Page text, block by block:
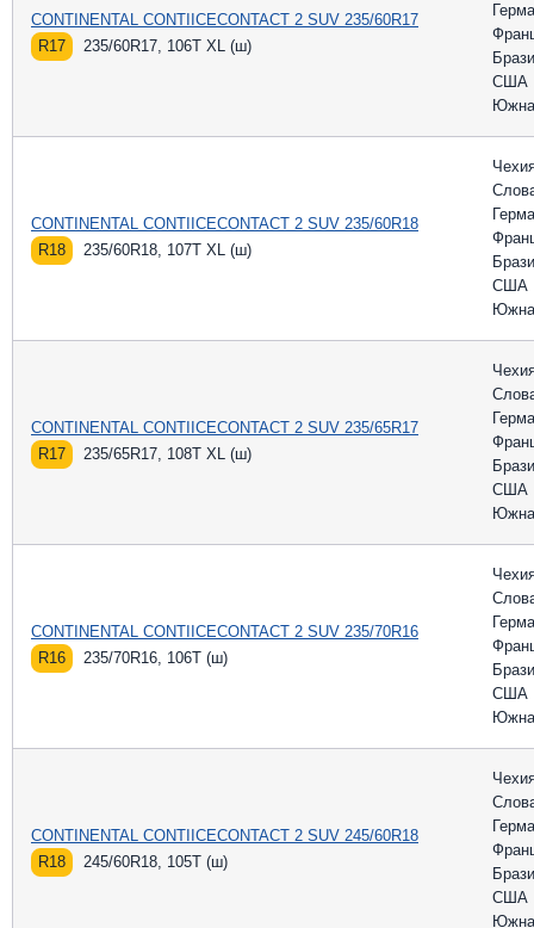
CONTINENTAL CONTIICECONTACT 2 SUV 235/60R17
R17
235/60R17, 106T XL (ш)
США
CONTINENTAL CONTIICECONTACT 2 SUV 235/60R18
R18
235/60R18, 107T XL (ш)
США
CONTINENTAL CONTIICECONTACT 2 SUV 235/65R17
R17
235/65R17, 108T XL (ш)
США
CONTINENTAL CONTIICECONTACT 2 SUV 235/70R16
R16
235/70R16, 106T (ш)
США
CONTINENTAL CONTIICECONTACT 2 SUV 245/60R18
R18
245/60R18, 105T (ш)
США